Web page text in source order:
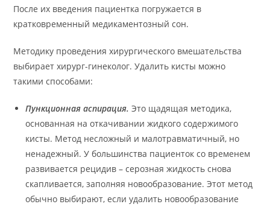
После их введения пациентка погружается в
кратковременный медикаментозный сон.
Методику проведения хирургического вмешательства
выбирает хирург-гинеколог. Удалить кисты можно
такими способами:
Пункционная аспирация.Это щадящая методика,
основанная на откачивании жидкого содержимого
кисты. Метод несложный и малотравматичный, но
ненадежный. У большинства пациенток со временем
развивается рецидив – серозная жидкость снова
скапливается, заполняя новообразование. Этот метод
обычно выбирают, если удалить новообразование